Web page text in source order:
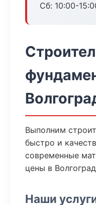
Сб: 10:00-
Выполним
быстро и
современные
цены в
Наши